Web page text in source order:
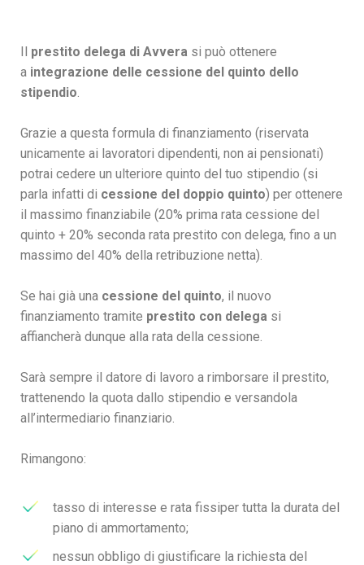
Il prestito delega di Avvera si può ottenere
a integrazione delle cessione del quinto dello
stipendio.
Grazie a questa formula di finanziamento (riservata
unicamente ai lavoratori dipendenti, non ai pensionati)
potrai cedere un ulteriore quinto del tuo stipendio (si
parla infatti di cessione del doppio quinto) per ottenere
il massimo finanziabile (20% prima rata cessione del
quinto + 20% seconda rata prestito con delega, fino a un
massimo del 40% della retribuzione netta).
Se hai già una cessione del quinto, il nuovo
finanziamento tramite prestito con delega si
affiancherà dunque alla rata della cessione.
Sarà sempre il datore di lavoro a rimborsare il prestito,
trattenendo la quota dallo stipendio e versandola
all’intermediario finanziario.
Rimangono:
tasso di interesse e rata fissiper tutta la durata del
piano di ammortamento;
nessun obbligo di giustificare la richiesta del